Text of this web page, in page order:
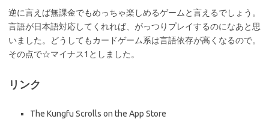
逆に言えば無課金でもめっちゃ楽しめるゲームと言えるでしょう。
言語が日本語対応してくれれば、がっつりプレイするのになあと思
いました。どうしてもカードゲーム系は言語依存が高くなるので。
その点で☆マイナス1としました。
リンク
‎The Kungfu Scrolls on the App Store